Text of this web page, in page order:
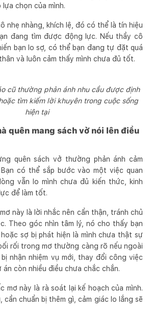
chọn của mình.
nhẹ nhàng, khích lệ, đó có thể là tín hiệu
đang tìm được động lực. Nếu thầy cô
bạn lo sợ, có thể bạn đang tự đặt quá
và luôn cảm thấy mình chưa đủ tốt.
cũ thường phản ánh nhu cầu được định
tìm kiếm lời khuyên trong cuộc sống
hiện tại
quên mang sách vở nói lên điều
quên sách vở thường phản ánh cảm
có thể sắp bước vào một việc quan
vẫn lo mình chưa đủ kiến thức, kinh
để làm tốt.
này là lời nhắc nên cẩn thận, tránh chủ
Theo góc nhìn tâm lý, nó cho thấy bạn
sợ bị phát hiện là mình chưa thật sự
rối trong mơ thường càng rõ nếu ngoài
nhận nhiệm vụ mới, thay đổi công việc
còn nhiều điều chưa chắc chắn.
mơ này là rà soát lại kế hoạch của mình.
cần chuẩn bị thêm gì, cảm giác lo lắng sẽ